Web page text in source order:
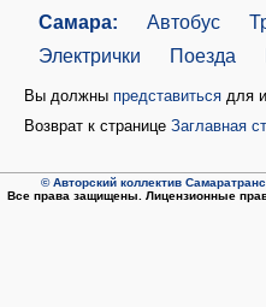
Самара: Автобус
Электрички
Поезда
Вы должны представиться для
Возврат к странице Заглавная
© Авторский коллектив
Все права защищены. Лицензионные